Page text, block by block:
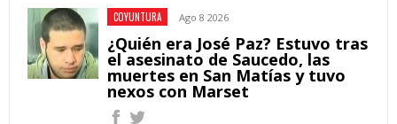
COYUNTURA Ago 8 2026
¿Quién era José Paz? Estuvo tras
el asesinato de Saucedo, las
muertes en San Matías y tuvo
nexos con Marset